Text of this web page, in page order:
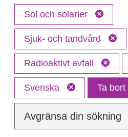
Sol och solarier
Sjuk- och tandvård
Radioaktivt avfall
Svenska Ta
Avgränsa din sökning